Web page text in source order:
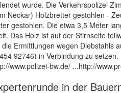
wurde. Die Verkehrspolizei
Neckar) Holzbretter gestohlen -
gestohlen. Die etwa 3,5 Meter
Das Holz ist auf der Stirnseite
Ermittlungen wegen
92746) in Verbindung zu
www.polizei-bw.de/ ...http://
in der